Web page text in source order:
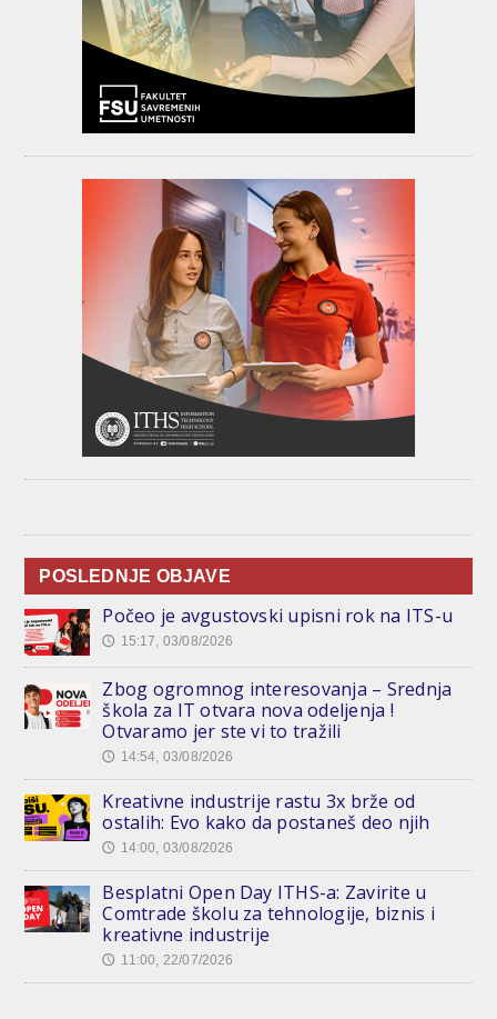
POSLEDNJE OBJAVE
Počeo je avgustovski upisni rok na ITS-u
🕔 15:17, 03/08/2026
Zbog ogromnog interesovanja – Srednja
škola za IT otvara nova odeljenja !
Otvaramo jer ste vi to tražili
🕔 14:54, 03/08/2026
Kreativne industrije rastu 3x brže od
ostalih: Evo kako da postaneš deo njih
🕔 14:00, 03/08/2026
Besplatni Open Day ITHS-a: Zavirite u
Comtrade školu za tehnologije, biznis i
kreativne industrije
🕔 11:00, 22/07/2026